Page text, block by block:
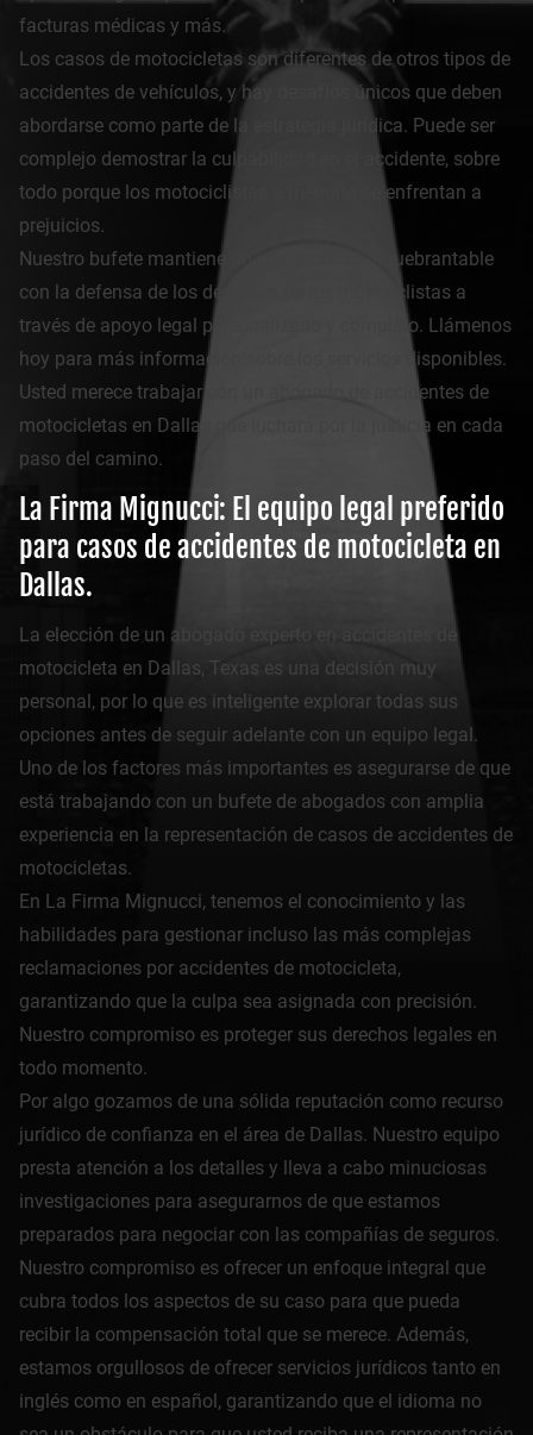
facturas médicas y más.
Los casos de motocicletas son diferentes de otros tipos de
accidentes de vehículos, y hay desafíos únicos que deben
abordarse como parte de la estrategia jurídica. Puede ser
complejo demostrar la culpabilidad en el accidente, sobre
todo porque los motociclistas a menudo se enfrentan a
prejuicios.
Nuestro bufete mantiene un compromiso inquebrantable
con la defensa de los derechos de los motociclistas a
través de apoyo legal personalizado y completo. Llámenos
hoy para más información sobre los servicios disponibles.
Usted merece trabajar con un abogado de accidentes de
motocicletas en Dallas que luchará por la justicia en cada
paso del camino.
La Firma Mignucci: El equipo legal preferido
para casos de accidentes de motocicleta en
Dallas.
La elección de un abogado experto en accidentes de
motocicleta en Dallas, Texas es una decisión muy
personal, por lo que es inteligente explorar todas sus
opciones antes de seguir adelante con un equipo legal.
Uno de los factores más importantes es asegurarse de que
está trabajando con un bufete de abogados con amplia
experiencia en la representación de casos de accidentes de
motocicletas.
En La Firma Mignucci, tenemos el conocimiento y las
habilidades para gestionar incluso las más complejas
reclamaciones por accidentes de motocicleta,
garantizando que la culpa sea asignada con precisión.
Nuestro compromiso es proteger sus derechos legales en
todo momento.
Por algo gozamos de una sólida reputación como recurso
jurídico de confianza en el área de Dallas. Nuestro equipo
presta atención a los detalles y lleva a cabo minuciosas
investigaciones para asegurarnos de que estamos
preparados para negociar con las compañías de seguros.
Nuestro compromiso es ofrecer un enfoque integral que
cubra todos los aspectos de su caso para que pueda
recibir la compensación total que se merece. Además,
estamos orgullosos de ofrecer servicios jurídicos tanto en
inglés como en español, garantizando que el idioma no